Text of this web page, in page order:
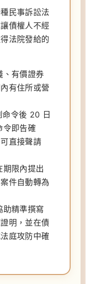
民事訴訟法
債權人不經
法院發給的
、有價證券
有住所或營
命令後 20 日
令即告確
直接聲請
期限內提出
件自動轉為
助精準撰寫
明，並在債
庭攻防中確